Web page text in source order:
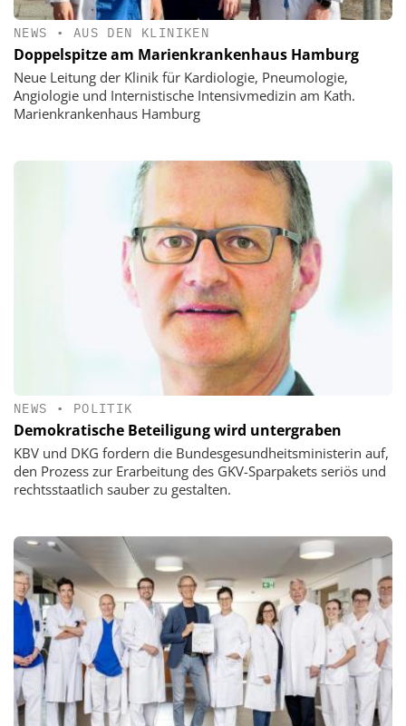
NEWS • AUS DEN KLINIKEN
Doppelspitze am Marienkrankenhaus Hamburg
Neue Leitung der Klinik für Kardiologie, Pneumologie,
Angiologie und Internistische Intensivmedizin am Kath.
Marienkrankenhaus Hamburg
NEWS • POLITIK
Demokratische Beteiligung wird untergraben
KBV und DKG fordern die Bundesgesundheitsministerin auf,
den Prozess zur Erarbeitung des GKV-Sparpakets seriös und
rechtsstaatlich sauber zu gestalten.